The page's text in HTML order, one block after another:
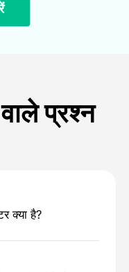
प्रश्न
क्या है?